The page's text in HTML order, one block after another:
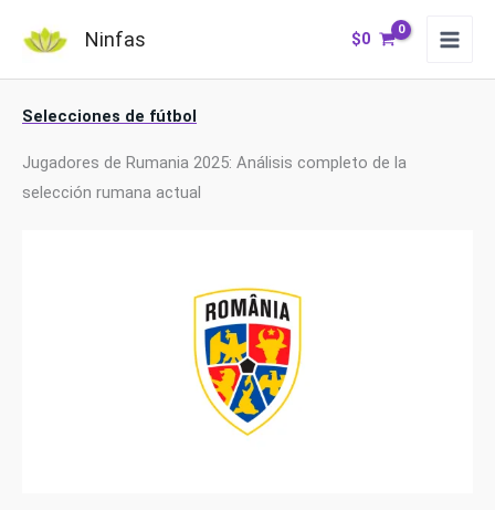
Ninfas $0
Selecciones de fútbol
Jugadores de Rumania 2025: Análisis completo de la
selección rumana actual